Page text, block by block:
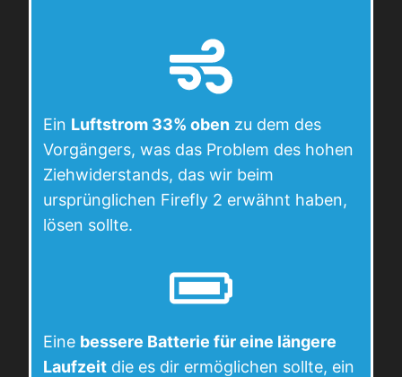
Ein Luftstrom 33% oben zu dem des
Vorgängers, was das Problem des hohen
Ziehwiderstands, das wir beim
ursprünglichen Firefly 2 erwähnt haben,
lösen sollte.
Eine bessere Batterie für eine längere
Laufzeit die es dir ermöglichen sollte, ein